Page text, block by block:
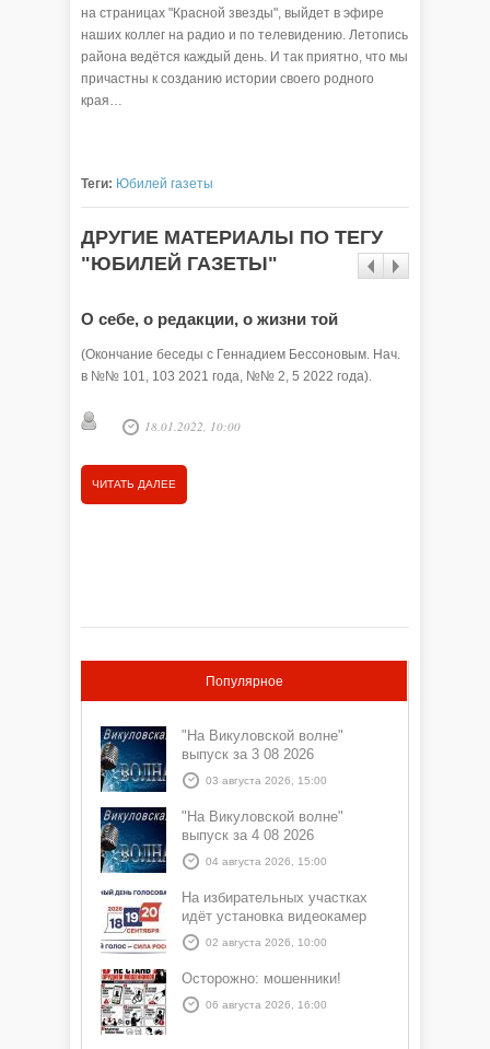
на страницах "Красной звезды", выйдет в эфире
наших коллег на радио и по телевидению. Летопись
района ведётся каждый день. И так приятно, что мы
причастны к созданию истории своего родного
края…
Теги: Юбилей газеты
ДРУГИЕ МАТЕРИАЛЫ ПО ТЕГУ
"ЮБИЛЕЙ ГАЗЕТЫ"
О себе, о редакции, о жизни той
(Окончание беседы с Геннадием Бессоновым. Нач.
в №№ 101, 103 2021 года, №№ 2, 5 2022 года).
18.01.2022, 10:00
ЧИТАТЬ ДАЛЕЕ
Популярное
"На Викуловской волне"
выпуск за 3 08 2026
03 августа 2026, 15:00
"На Викуловской волне"
выпуск за 4 08 2026
04 августа 2026, 15:00
На избирательных участках
идёт установка видеокамер
02 августа 2026, 10:00
Осторожно: мошенники!
06 августа 2026, 16:00